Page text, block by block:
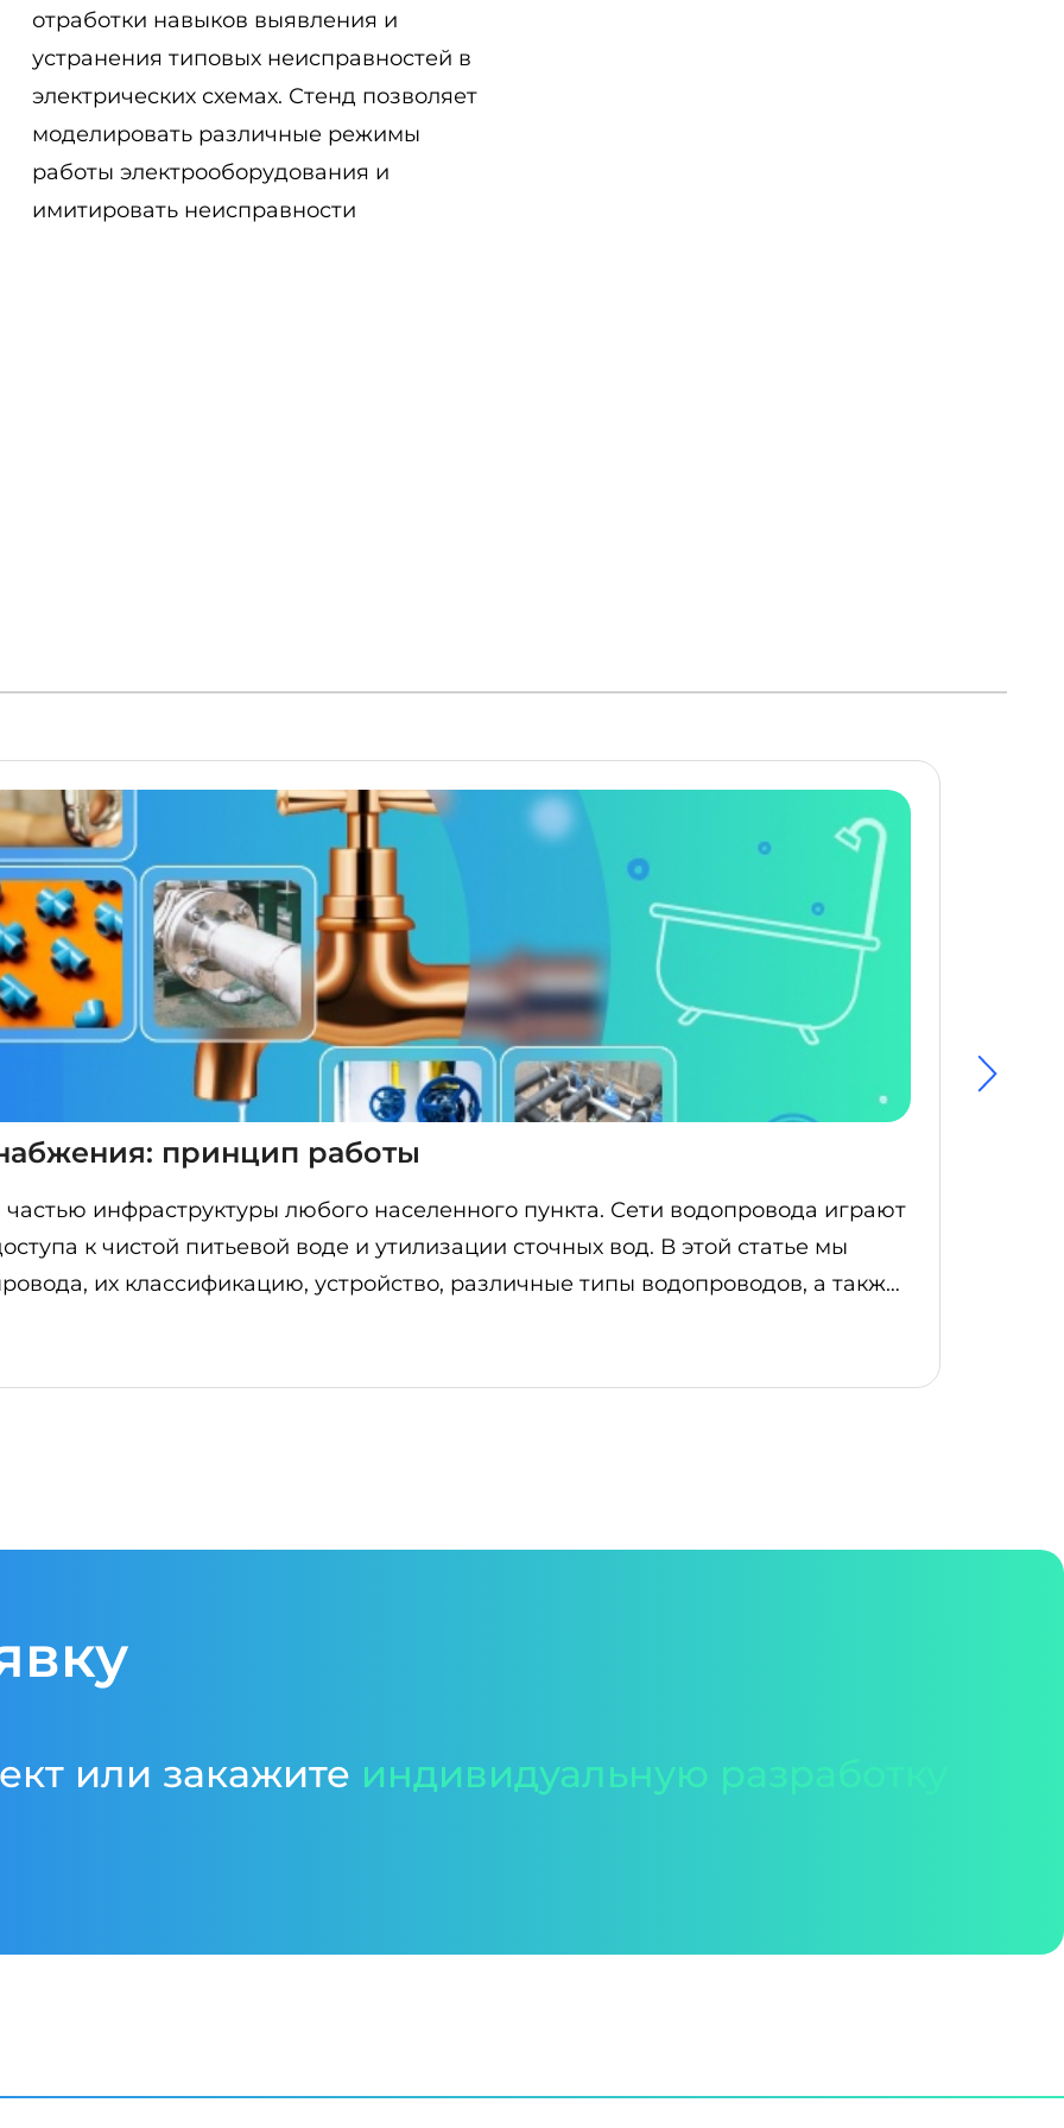
отработки навыков выявления и
устранения типовых неисправностей в
электрических схемах. Стенд позволяет
моделировать различные режимы
работы электрооборудования и
имитировать неисправности
принцип работы
инфраструктуры любого населенного пункта. Сети водопровода играют
к чистой питьевой воде и утилизации сточных вод. В этой статье мы
их классификацию, устройство, различные типы водопроводов, а также
или закажите индивидуальную разработку